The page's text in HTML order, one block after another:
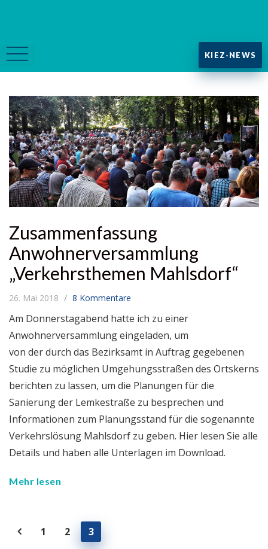
KIEZ-NEWS
Zusammenfassung
Anwohnerversammlung
„Verkehrsthemen Mahlsdorf“
26. Mai 2018 8 Kommentare
Am Donnerstagabend hatte ich zu einer
Anwohnerversammlung eingeladen, um
von der durch das Bezirksamt in Auftrag gegebenen
Studie zu möglichen Umgehungsstraßen des Ortskerns
berichten zu lassen, um die Planungen für die
Sanierung der Lemkestraße zu besprechen und
Informationen zum Planungsstand für die sogenannte
Verkehrslösung Mahlsdorf zu geben. Hier lesen Sie alle
Details und haben alle Unterlagen im Download.
Mehr lesen
1 2 3